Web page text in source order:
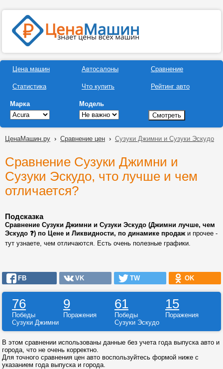
Цена машин
Статистика
Автосалоны
Что купить
Сравнение
Рейтинг авто
Марка Модель
ЦенаМашин.ру › Сравнение цен › Сузуки Джимни и Сузуки Эскудо
Сравнение Сузуки Джимни и
Сузуки Эскудо, что лучше и чем
отличается?
Подсказка
Сравнение Сузуки Джимни и Сузуки Эскудо (Джимни лучше, чем
Эскудо ❓) по Цене и Ликвидности, по динамике продажи прочее -
тут узнаете, чем отличаются. Есть очень полезные графики.
FB VK TW OK
76 9 61 15
Победы Поражения Победы
Поражения
Сузуки Джимни
Сузуки Эскудо
В этом сравнении использованы данные без учета года выпуска авто и
города, что не очень корректно.
Для точного сравнения цен авто воспользуйтесь формой ниже с
указанием года выпуска и города.